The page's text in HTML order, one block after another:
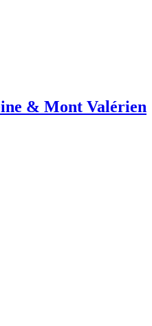
& Mont Valérien